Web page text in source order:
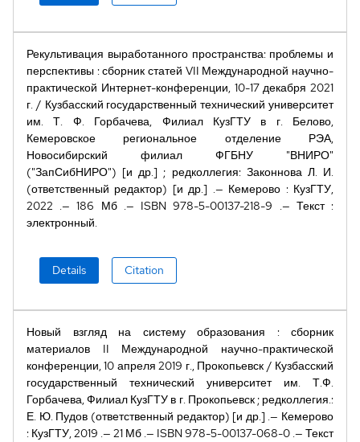
Рекультивация выработанного пространства: проблемы и
перспективы :сборник статей VII Международной научно-
практической Интернет-конференции, 10-17 декабря 2021
г. / Кузбасский государственный технический университет
им. Т. Ф. Горбачева, Филиал КузГТУ в г. Белово,
Кемеровское региональное отделение РЭА,
Новосибирский филиал ФГБНУ "ВНИРО"
("ЗапСибНИРО") [и др.] ; редколлегия: Законнова Л. И.
(ответственный редактор) [и др.]
Кемерово : КузГТУ,
2022
186 Мб ISBN978-5-00137-218-9 Текст:
электронный
Details Citation
Новый взгляд на систему образования : сборник
материалов II Международной научно-практической
конференции, 10 апреля 2019 г., Прокопьевск / Кузбасский
государственный технический университет им. Т.Ф.
Горбачева, Филиал КузГТУ в г. Прокопьевск; редколлегия.:
Е. Ю. Пудов (ответственный редактор) [и др.]
Кемерово
: КузГТУ,2019 21 Мб ISBN978-5-00137-068-0
Текст